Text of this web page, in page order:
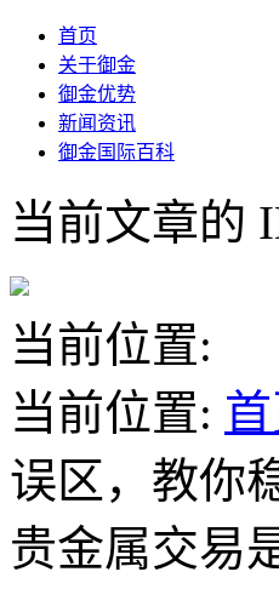
首页
关于御金
御金优势
新闻资讯
御金国际百科
当前文章的
当前位置:
当前位置:
误区，教你
贵金属交易